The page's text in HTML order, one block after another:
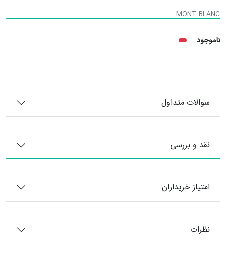
MONT BLANC
ناموجود
سوالات متداول
نقد و بررسی
امتیاز خریداران
نظرات